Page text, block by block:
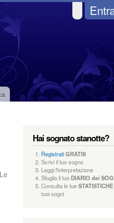
Hai sognato stanotte?
RegistratiGRATIS
Scrivi il tuo sogno
Leggi l'interpretazione
Sfoglia il tuo DIARIO dei
Consulta le tue
tuoi sogni